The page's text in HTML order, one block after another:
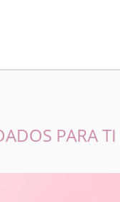
PARA TI